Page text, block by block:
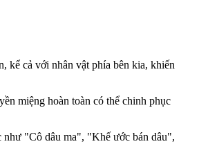
kể cả với nhân vật phía bên kia, khiến
miệng hoàn toàn có thể chinh phục
như "Cô dâu ma", "Khế ước bán dâu",